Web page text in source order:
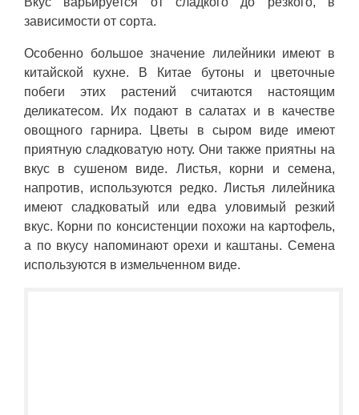
зависимости от сорта.
Особенно большое значение лилейники имеют в
китайской кухне. В Китае бутоны и цветочные
побеги этих растений считаются настоящим
деликатесом. Их подают в салатах и в качестве
овощного гарнира. Цветы в сыром виде имеют
приятную сладковатую ноту. Они также приятны на
вкус в сушеном виде. Листья, корни и семена,
напротив, используются редко. Листья лилейника
имеют сладковатый или едва уловимый резкий
вкус. Корни по консистенции похожи на картофель,
а по вкусу напоминают орехи и каштаны. Семена
используются в измельченном виде.